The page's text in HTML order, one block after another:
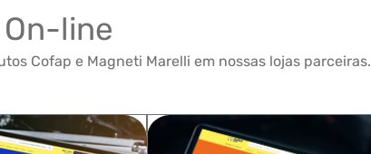
line
Cofap e Magneti Marelli em nossas lojas parceiras.